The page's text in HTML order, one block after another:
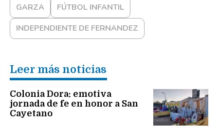
GARZA
FÚTBOL INFANTIL
INDEPENDIENTE DE FERNANDEZ
Leer más noticias
Colonia Dora: emotiva
jornada de fe en honor a San
Cayetano